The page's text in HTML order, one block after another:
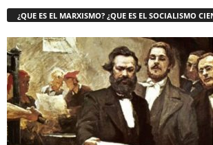
¿QUE ES EL MARXISMO? ¿QUE ES EL SOCIALISMO